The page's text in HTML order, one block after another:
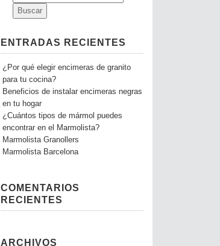
ENTRADAS RECIENTES
¿Por qué elegir encimeras de granito
para tu cocina?
Beneficios de instalar encimeras negras
en tu hogar
¿Cuántos tipos de mármol puedes
encontrar en el Marmolista?
Marmolista Granollers
Marmolista Barcelona
COMENTARIOS
RECIENTES
ARCHIVOS